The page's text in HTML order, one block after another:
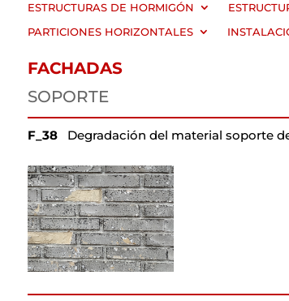
ESTRUCTURAS DE HORMIGÓN
PARTICIONES HORIZONTALES
FACHADAS
SOPORTE
F_38 Degradación del material soporte